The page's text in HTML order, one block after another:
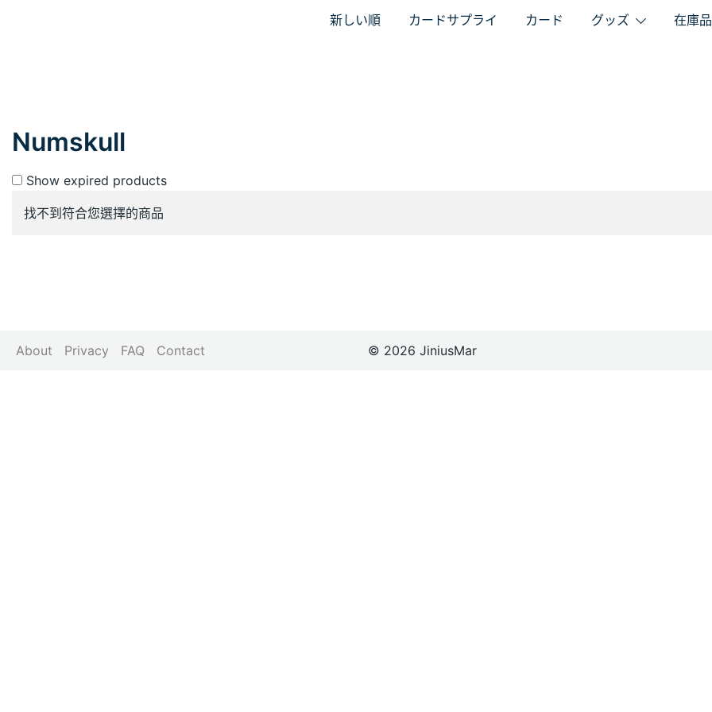
新しい順 カードサプライ カード グッズ 在庫品
Numskull
Show expired products
找不到符合您選擇的商品
About Privacy FAQ Contact © 2026 JiniusMar